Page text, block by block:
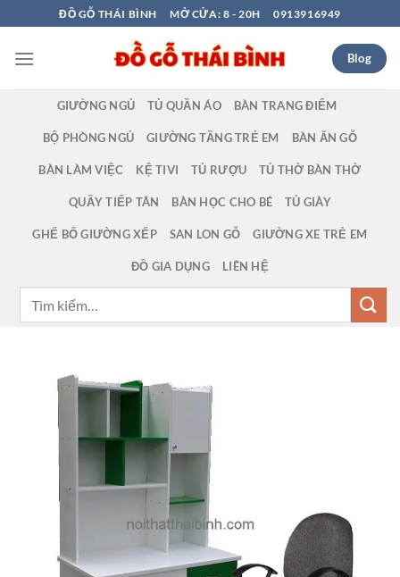
qua
nội
ĐỒ GỖ THÁI BÌNH MỞ CỬA: 8 - 20H 0913916949
Blog
GIƯỜNG NGỦ TỦ QUẦN ÁO BÀN TRANG ĐIỂM
BỘ PHÒNG NGỦ GIƯỜNG TẦNG TRẺ EM BÀN ĂN GỖ
BÀN LÀM VIỆC KỆ TIVI TỦ RƯỢU TỦ THỜ BÀN THỜ
QUẦY TIẾP TÂN BÀN HỌC CHO BÉ TỦ GIÀY
GHẾ BỐ GIƯỜNG XẾP SAN LON GỖ GIƯỜNG XE TRẺ EM
ĐỒ GIA DỤNG LIÊN HỆ